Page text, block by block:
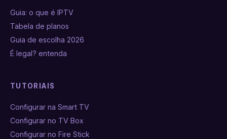
Guia: o que é IPTV
Tabela de planos
Guia de escolha 2026
É legal? entenda
TUTORIAIS
Configurar na Smart TV
Configurar no TV Box
Configurar no Fire Stick